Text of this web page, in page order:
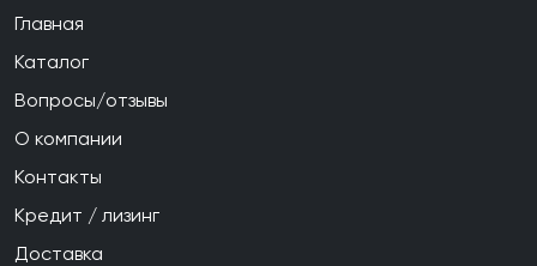
Главная
Каталог
Вопросы/отзывы
О компании
Контакты
Кредит / лизинг
Доставка